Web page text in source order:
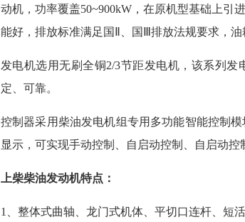
动机，功率覆盖50~900kW，在原机型基础上引
能好，排放标准满足国Ⅱ、国Ⅲ排放法规要求，油
发电机选用无刷全铜2/3节距发电机，该系列
定、可靠。
控制器采用柴油发电机组专用多功能智能控制
显示，可实现手动控制、自启动控制、自启动
上柴柴油发动机特点：
1、整体式曲轴、龙门式机体、平切口连杆、短